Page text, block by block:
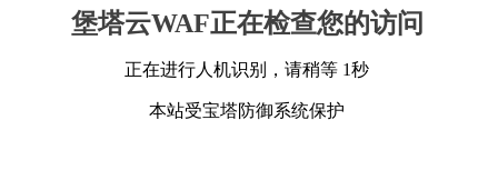
堡塔云WAF正在检查您的访问
正在进行人机识别，请稍等 1秒
本站受宝塔防御系统保护